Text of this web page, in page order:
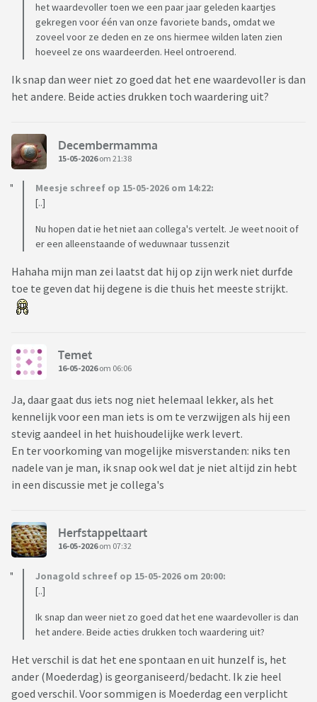
het waardevoller toen we een paar jaar geleden kaartjes
gekregen voor één van onze favoriete bands, omdat we
zoveel voor ze deden en ze ons hiermee wilden laten zien
hoeveel ze ons waardeerden. Heel ontroerend.
Ik snap dan weer niet zo goed dat het ene waardevoller is dan
het andere. Beide acties drukken toch waardering uit?
Decembermamma
15-05-2026om 21:38
Meesje schreef op 15-05-2026 om 14:22:
[..]
Nu hopen dat ie het niet aan collega's vertelt. Je weet nooit of
er een alleenstaande of weduwnaar tussenzit
Hahaha mijn man zei laatst dat hij op zijn werk niet durfde
toe te geven dat hij degene is die thuis het meeste strijkt.
Temet
16-05-2026om 06:06
Ja, daar gaat dus iets nog niet helemaal lekker, als het
kennelijk voor een man iets is om te verzwijgen als hij een
stevig aandeel in het huishoudelijke werk levert.
En ter voorkoming van mogelijke misverstanden: niks ten
nadele van je man, ik snap ook wel dat je niet altijd zin hebt
in een discussie met je collega's
Herfstappeltaart
16-05-2026om 07:32
Jonagold schreef op 15-05-2026 om 20:00:
[..]
Ik snap dan weer niet zo goed dat het ene waardevoller is dan
het andere. Beide acties drukken toch waardering uit?
Het verschil is dat het ene spontaan en uit hunzelf is, het
ander (Moederdag) is georganiseerd/bedacht. Ik zie heel
goed verschil. Voor sommigen is Moederdag een verplicht